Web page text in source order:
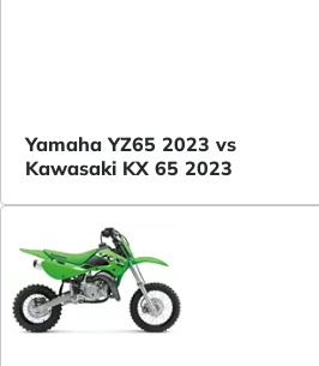
Yamaha YZ65 2023 vs
Kawasaki KX 65 2023